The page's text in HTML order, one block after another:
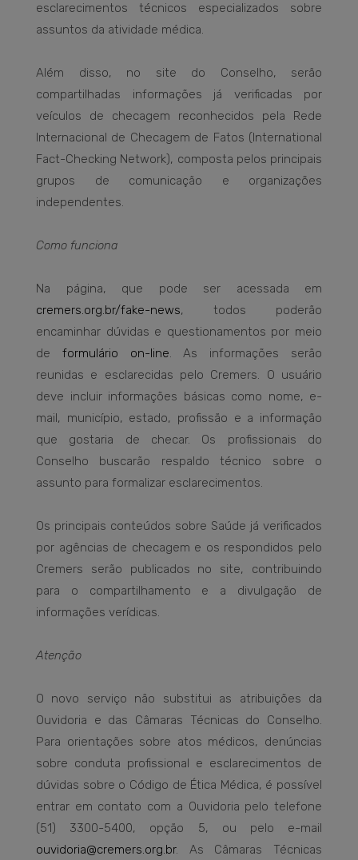
esclarecimentos técnicos especializados sobre
assuntos da atividade médica.
Além disso, no site do Conselho, serão
compartilhadas informações já verificadas por
veículos de checagem reconhecidos pela Rede
Internacional de Checagem de Fatos (International
Fact-Checking Network), composta pelos principais
grupos de comunicação e organizações
independentes.
Como funciona
Na página, que pode ser acessada em
cremers.org.br/fake-news, todos poderão
encaminhar dúvidas e questionamentos por meio
de formulário on-line. As informações serão
reunidas e esclarecidas pelo Cremers. O usuário
deve incluir informações básicas como nome, e-
mail, município, estado, profissão e a informação
que gostaria de checar. Os profissionais do
Conselho buscarão respaldo técnico sobre o
assunto para formalizar esclarecimentos.
Os principais conteúdos sobre Saúde já verificados
por agências de checagem e os respondidos pelo
Cremers serão publicados no site, contribuindo
para o compartilhamento e a divulgação de
informações verídicas.
Atenção
O novo serviço não substitui as atribuições da
Ouvidoria e das Câmaras Técnicas do Conselho.
Para orientações sobre atos médicos, denúncias
sobre conduta profissional e esclarecimentos de
dúvidas sobre o Código de Ética Médica, é possível
entrar em contato com a Ouvidoria pelo telefone
(51) 3300-5400, opção 5, ou pelo e-mail
ouvidoria@cremers.org.br. As Câmaras Técnicas